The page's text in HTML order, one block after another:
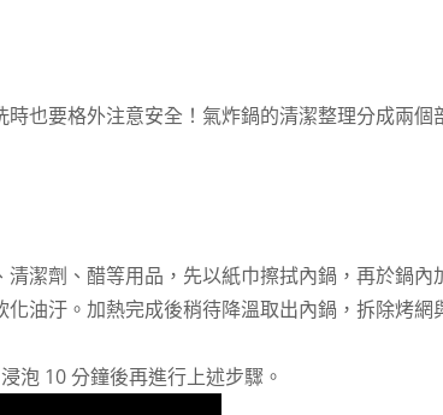
也要格外注意安全！氣炸鍋的清潔整理分成兩個
潔劑、醋等用品，先以紙巾擦拭內鍋，再於鍋內
油汙。加熱完成後稍待降溫取出內鍋，拆除烤網
泡 10 分鐘後再進行上述步驟。